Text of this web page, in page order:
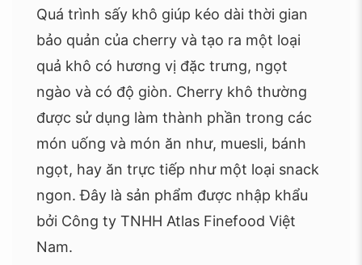
Quá trình sấy khô giúp kéo dài thời gian
bảo quản của cherry và tạo ra một loại
quả khô có hương vị đặc trưng, ngọt
ngào và có độ giòn. Cherry khô thường
được sử dụng làm thành phần trong các
món uống và món ăn như, muesli, bánh
ngọt, hay ăn trực tiếp như một loại snack
ngon. Đây là sản phẩm được nhập khẩu
bởi Công ty TNHH Atlas Finefood Việt
Nam.